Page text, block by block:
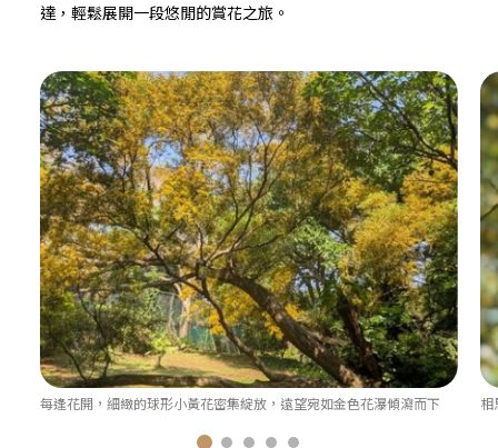
達，輕鬆展開一段悠閒的賞花之旅。
每逢花開，細緻的球形小黃花密集綻放，遠望宛如金色花瀑傾瀉而下 相